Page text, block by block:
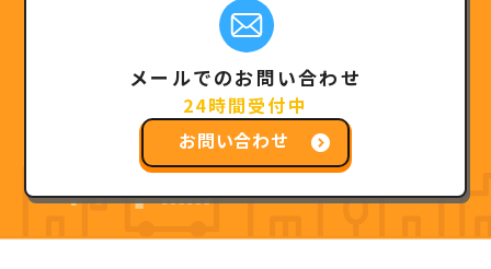
メールでのお問い合わせ
24時間受付中
お問い合わせ